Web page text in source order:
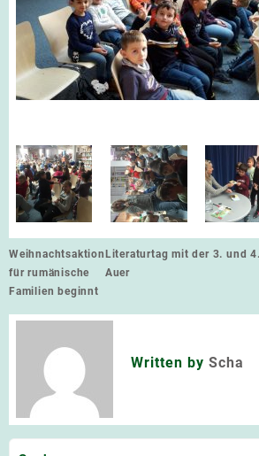
Beitragsnavigation
Weihnachtsaktion
für rumänische
Familien beginnt
Literaturtag mit der 3. und
Auer
Written by Scha